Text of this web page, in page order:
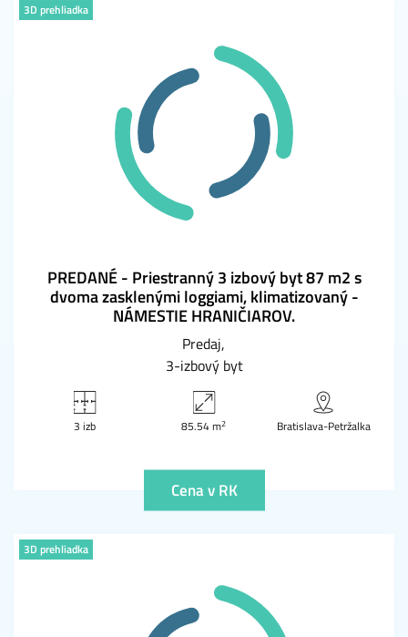
3D prehliadka
PREDANÉ - Priestranný 3 izbový byt 87 m2 s
dvoma zasklenými loggiami, klimatizovaný -
NÁMESTIE HRANIČIAROV.
Predaj
3-izbový byt
3 izb 85.54 m2 Bratislava-Petržalka
Cena v RK
3D prehliadka